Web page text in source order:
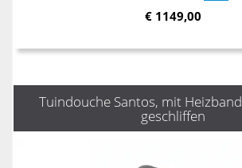
€ 1149,00
Tuindouche Santos, mit
geschliffen